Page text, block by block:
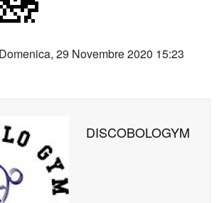
29 Novembre 2020 15:23
DISCOBOLOGYM